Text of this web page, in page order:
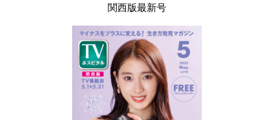
関西版最新号